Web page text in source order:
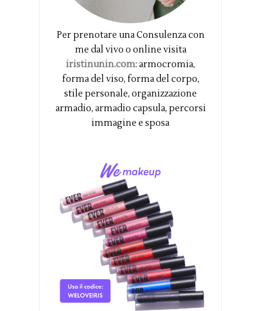
Per prenotare una Consulenza con
me dal vivo o online visita
iristinunin.com: armocromia,
forma del viso, forma del corpo,
stile personale, organizzazione
armadio, armadio capsula, percorsi
immagine e sposa